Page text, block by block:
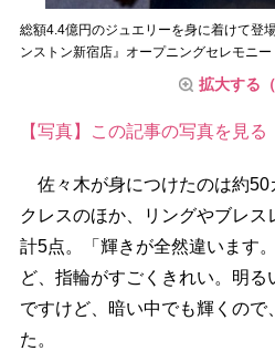
総額4.4億円のジュエリーを身に着けて登
ンストン新宿店』オープニングセレモニ
拡大する（
【写真】この記事の写真を見る
佐々木が身につけたのは約50
クレスのほか、リングやブレ
計5点。「輝きが全然違います
ど、指輪がすごくきれい。明
ですけど、暗い中でも輝くので
た。